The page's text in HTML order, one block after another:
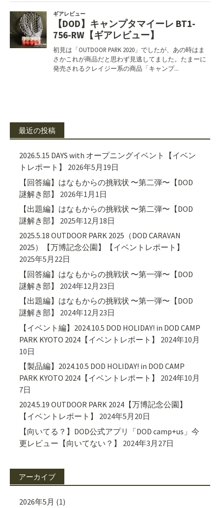
最近の投稿
2026.5.15 DAYS with オープニングイベント【イベン
トレポート】
2026年5月19日
【回答編】はなもからの挑戦状 〜第二弾〜【DOD
謎解き部】
2026年1月1日
【出題編】はなもからの挑戦状 〜第二弾〜【DOD
謎解き部】
2025年12月18日
2025.5.18 OUTDOOR PARK 2025（DOD CARAVAN
2025）【万博記念公園】【イベントレポート】
2025年5月22日
【回答編】はなもからの挑戦状 〜第一弾〜【DOD
謎解き部】
2024年12月23日
【出題編】はなもからの挑戦状 〜第一弾〜【DOD
謎解き部】
2024年12月23日
【イベント編】2024.10.5 DOD HOLIDAY! in DOD CAMP
PARK KYOTO 2024【イベントレポート】
2024年10月
10日
【製品編】2024.10.5 DOD HOLIDAY! in DOD CAMP
PARK KYOTO 2024【イベントレポート】
2024年10月
7日
2024.5.19 OUTDOOR PARK 2024【万博記念公園】
【イベントレポート】
2024年5月20日
【向いてる？】DOD公式アプリ「DOD camp+us」今
更レビュー【向いてない？】
2024年3月27日
アーカイブ
2026年5月 (1)